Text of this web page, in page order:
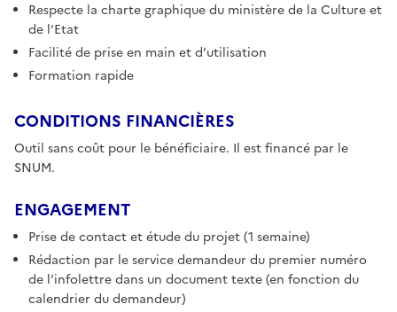
Respecte la charte graphique du ministère de la Culture et
de l’Etat
Facilité de prise en main et d’utilisation
Formation rapide
CONDITIONS FINANCIÈRES
Outil sans coût pour le bénéficiaire. Il est financé par le
SNUM.
ENGAGEMENT
Prise de contact et étude du projet (1 semaine)
Rédaction par le service demandeur du premier numéro
de l’infolettre dans un document texte (en fonction du
calendrier du demandeur)